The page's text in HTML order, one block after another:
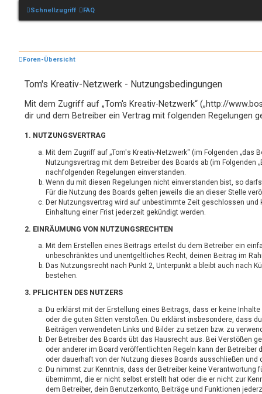
Schnellzugriff FAQ
Foren-Übersicht
Tom's Kreativ-Netzwerk - Nutzungsbedingungen
Mit dem Zugriff auf „Tom's Kreativ-Netzwerk“ („http://
dir und dem Betreiber ein Vertrag mit folgenden Regelungen
1. NUTZUNGSVERTRAG
Mit dem Zugriff auf „Tom's Kreativ-Netzwerk“ (im Folgenden „das
Nutzungsvertrag mit dem Betreiber des Boards ab (im Folgenden
nachfolgenden Regelungen einverstanden.
Wenn du mit diesen Regelungen nicht einverstanden bist, so
Für die Nutzung des Boards gelten jeweils die an dieser Stelle
Der Nutzungsvertrag wird auf unbestimmte Zeit geschlossen und
Einhaltung einer Frist jederzeit gekündigt werden.
2. EINRÄUMUNG VON NUTZUNGSRECHTEN
Mit dem Erstellen eines Beitrags erteilst du dem Betreiber ein
unbeschränktes und unentgeltliches Recht, deinen Beitrag im
Das Nutzungsrecht nach Punkt 2, Unterpunkt a bleibt auch nach
bestehen.
3. PFLICHTEN DES NUTZERS
Du erklärst mit der Erstellung eines Beitrags, dass er keine
oder die guten Sitten verstoßen. Du erklärst insbesondere, dass
Beiträgen verwendeten Links und Bilder zu setzen bzw. zu
Der Betreiber des Boards übt das Hausrecht aus. Bei Verstößen
oder anderer im Board veröffentlichten Regeln kann der Betreiber
oder dauerhaft von der Nutzung dieses Boards ausschließen und
Du nimmst zur Kenntnis, dass der Betreiber keine Verantwortung
übernimmt, die er nicht selbst erstellt hat oder die er nicht zur
dem Betreiber, dein Benutzerkonto, Beiträge und Funktionen